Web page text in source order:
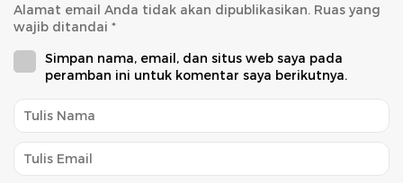
Alamat email Anda tidak akan dipublikasikan. Ruas yang
wajib ditandai *
Simpan nama, email, dan situs web saya pada
peramban ini untuk komentar saya berikutnya.